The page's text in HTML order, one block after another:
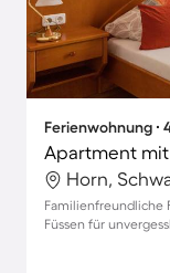
Ferienwohnung ∙
Horn,
Familienfreundliche
Füssen für